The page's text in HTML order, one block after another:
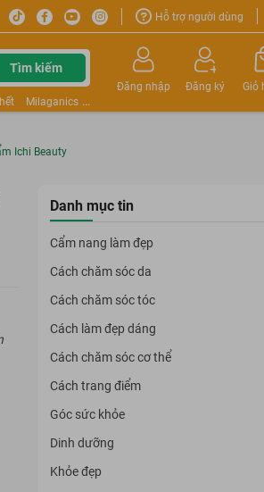
Hỗ trợ người dùng
Tìm kiếm
Milaganics
Đăng nhập Đăng ký Giỏ
Ichi Beauty
Danh mục tin
Cẩm nang làm đẹp
Cách chăm sóc da
Cách chăm sóc tóc
Cách làm đẹp dáng
Cách chăm sóc cơ thể
Cách trang điểm
Góc sức khỏe
Dinh dưỡng
Khỏe đẹp